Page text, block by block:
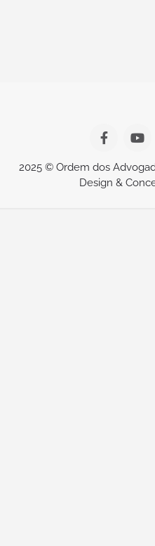
2025 © Ordem dos
Design &